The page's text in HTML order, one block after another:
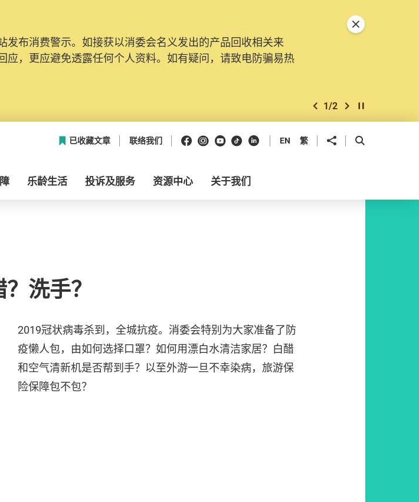
发布消费警示。如接获以消委会名义发出的产品回收相关来
应，更应避免透露任何个人资料。如有疑问，请致电防骗易热
上一个
1/2 下一个开始/暂停幻灯
关闭特別通告
已收藏文章 联络我们 Facebook
Instagram
Youtube
抖音领英 EN 繁 分享到 开启搜寻框
乐龄生活 投诉及服务 资源中心 关于我们
洗手？
2019冠状病毒杀到，全城抗疫。消委会特别为大家准备了防
疫懒人包，由如何选择口罩？如何用漂白水清洁家居？白醋
和空气清新机是否帮到手？以至外游一旦不幸染病，旅游保
险保障包不包？